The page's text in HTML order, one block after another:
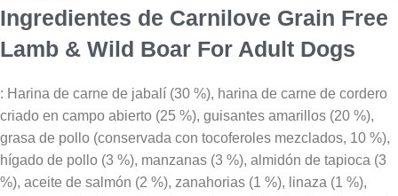
Ingredientes de Carnilove Grain Free
Lamb & Wild Boar For Adult Dogs
: Harina de carne de jabalí (30 %), harina de carne de cordero
criado en campo abierto (25 %), guisantes amarillos (20 %),
grasa de pollo (conservada con tocoferoles mezclados, 10 %),
hígado de pollo (3 %), manzanas (3 %), almidón de tapioca (3
%), aceite de salmón (2 %), zanahorias (1 %), linaza (1 %),